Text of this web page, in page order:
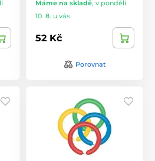
Máme na skladě, v pondělí
10. 8. u vás
52 Kč
Porovnat